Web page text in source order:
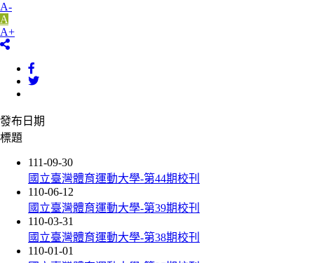
A-
A
A+
發布日期
標題
111-09-30
國立臺灣體育運動大學-第44期校刊
110-06-12
國立臺灣體育運動大學-第39期校刊
110-03-31
國立臺灣體育運動大學-第38期校刊
110-01-01